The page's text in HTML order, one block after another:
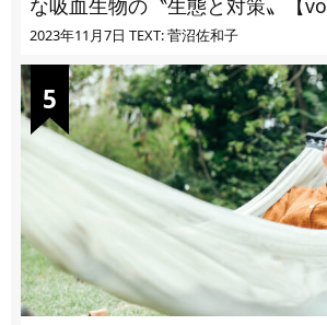
な吸血生物の〝生態と対策〟【
ユ・ヌカカ】
2023年11月7日 TEXT: 菅沼佐和子